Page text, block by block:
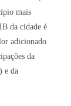
mais
da cidade é
adicionado
da
e da